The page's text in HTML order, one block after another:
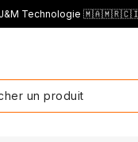
J&M Technologie